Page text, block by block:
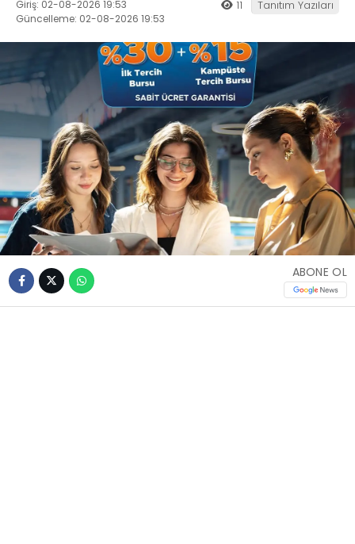
Giriş: 02-08-2026 19:53
Güncelleme: 02-08-2026 19:53
11 Tanıtım Yazıları
ABONE OL